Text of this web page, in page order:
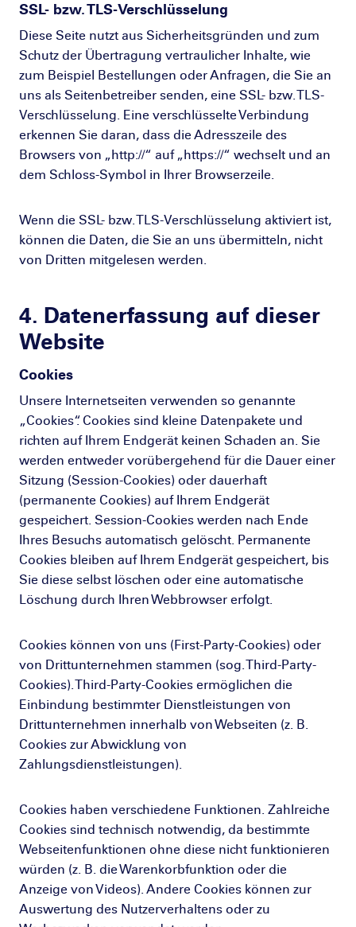
SSL- bzw. TLS-Verschlüsselung
Diese Seite nutzt aus Sicherheitsgründen und zum
Schutz der Übertragung vertraulicher Inhalte, wie
zum Beispiel Bestellungen oder Anfragen, die Sie an
uns als Seitenbetreiber senden, eine SSL- bzw. TLS-
Verschlüsselung. Eine verschlüsselte Verbindung
erkennen Sie daran, dass die Adresszeile des
Browsers von „http://“ auf „https://“ wechselt und an
dem Schloss-Symbol in Ihrer Browserzeile.
Wenn die SSL- bzw. TLS-Verschlüsselung aktiviert ist,
können die Daten, die Sie an uns übermitteln, nicht
von Dritten mitgelesen werden.
4. Datenerfassung auf dieser
Website
Cookies
Unsere Internetseiten verwenden so genannte
„Cookies“. Cookies sind kleine Datenpakete und
richten auf Ihrem Endgerät keinen Schaden an. Sie
werden entweder vorübergehend für die Dauer einer
Sitzung (Session-Cookies) oder dauerhaft
(permanente Cookies) auf Ihrem Endgerät
gespeichert. Session-Cookies werden nach Ende
Ihres Besuchs automatisch gelöscht. Permanente
Cookies bleiben auf Ihrem Endgerät gespeichert, bis
Sie diese selbst löschen oder eine automatische
Löschung durch Ihren Webbrowser erfolgt.
Cookies können von uns (First-Party-Cookies) oder
von Drittunternehmen stammen (sog. Third-Party-
Cookies). Third-Party-Cookies ermöglichen die
Einbindung bestimmter Dienstleistungen von
Drittunternehmen innerhalb von Webseiten (z. B.
Cookies zur Abwicklung von
Zahlungsdienstleistungen).
Cookies haben verschiedene Funktionen. Zahlreiche
Cookies sind technisch notwendig, da bestimmte
Webseitenfunktionen ohne diese nicht funktionieren
würden (z. B. die Warenkorbfunktion oder die
Anzeige von Videos). Andere Cookies können zur
Auswertung des Nutzerverhaltens oder zu